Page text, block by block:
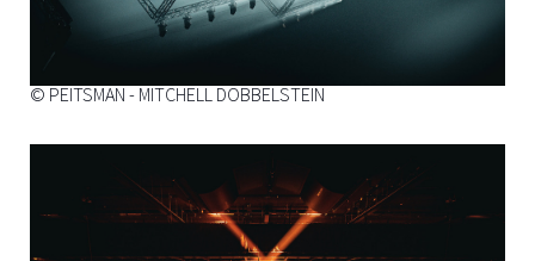
© PEITSMAN - MITCHELL DOBBELSTEIN